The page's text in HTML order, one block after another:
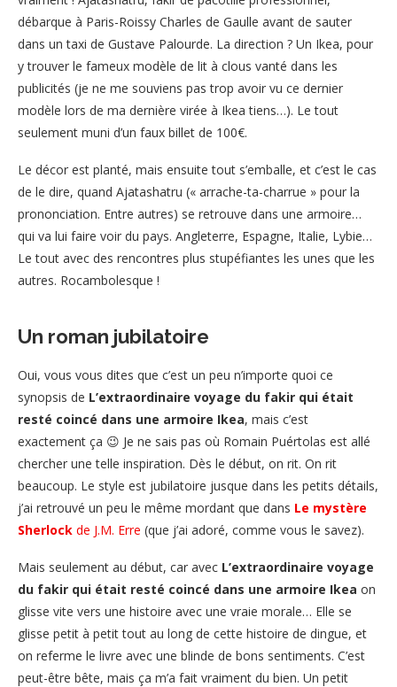
débarque à Paris-Roissy Charles de Gaulle avant de sauter
dans un taxi de Gustave Palourde. La direction ? Un Ikea, pour
y trouver le fameux modèle de lit à clous vanté dans les
publicités (je ne me souviens pas trop avoir vu ce dernier
modèle lors de ma dernière virée à Ikea tiens…). Le tout
seulement muni d’un faux billet de 100€.
Le décor est planté, mais ensuite tout s’emballe, et c’est le cas
de le dire, quand Ajatashatru (« arrache-ta-charrue » pour la
prononciation. Entre autres) se retrouve dans une armoire…
qui va lui faire voir du pays. Angleterre, Espagne, Italie, Lybie…
Le tout avec des rencontres plus stupéfiantes les unes que les
autres. Rocambolesque !
Un roman jubilatoire
Oui, vous vous dites que c’est un peu n’importe quoi ce
synopsis de L’extraordinaire voyage du fakir qui était
resté coincé dans une armoire Ikea, mais c’est
exactement ça 😉 Je ne sais pas où Romain Puértolas est allé
chercher une telle inspiration. Dès le début, on rit. On rit
beaucoup. Le style est jubilatoire jusque dans les petits détails,
j’ai retrouvé un peu le même mordant que dans Le mystère
Sherlock de J.M. Erre (que j’ai adoré, comme vous le savez).
Mais seulement au début, car avec L’extraordinaire voyage
du fakir qui était resté coincé dans une armoire Ikea on
glisse vite vers une histoire avec une vraie morale… Elle se
glisse petit à petit tout au long de cette histoire de dingue, et
on referme le livre avec une blinde de bons sentiments. C’est
peut-être bête, mais ça m’a fait vraiment du bien. Un petit